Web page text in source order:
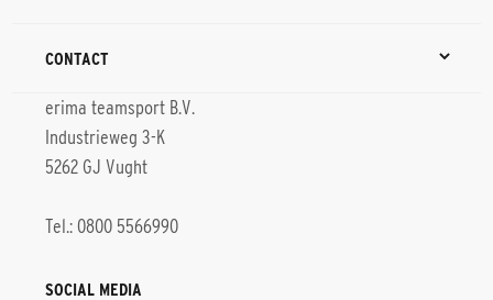
CONTACT
erima teamsport B.V.
Industrieweg 3-K
5262 GJ Vught
Tel.: 0800 5566990
SOCIAL MEDIA